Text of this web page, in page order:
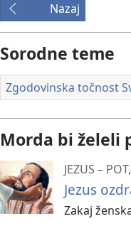
Nazaj
Sorodne teme
Zgodovinska točnost
Morda bi želeli
JEZUS –
Jezus
Zakaj